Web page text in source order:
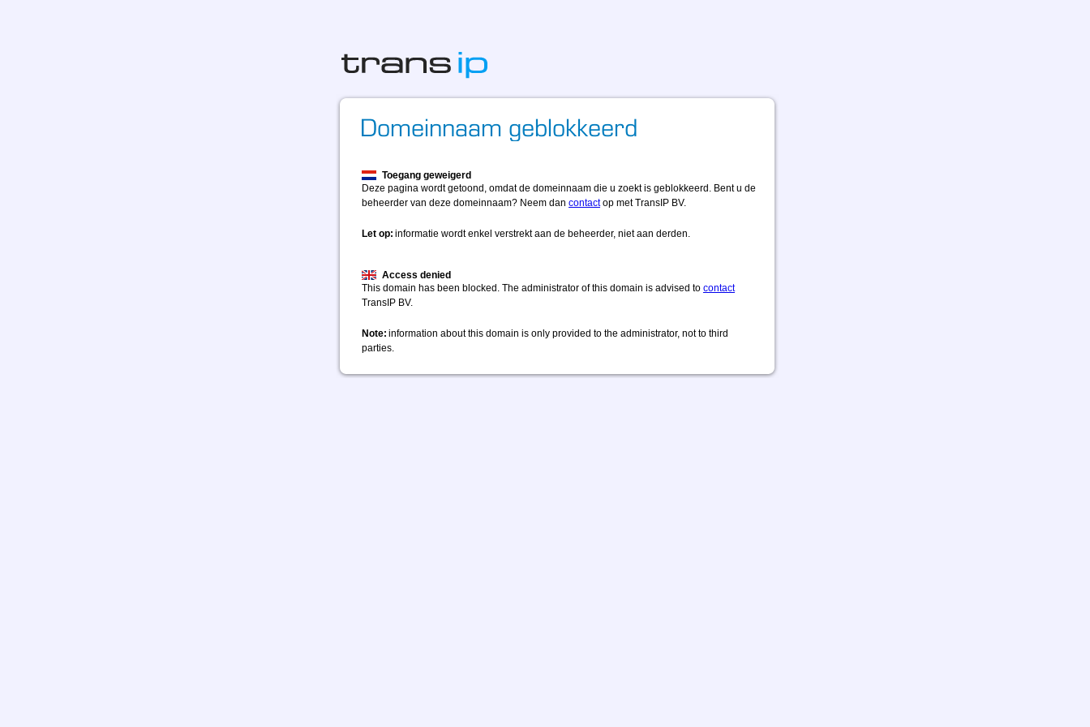
Toegang geweigerd
Deze pagina wordt getoond, omdat de domeinnaam die u zoekt is geblokkeerd. Bent u de
beheerder van deze domeinnaam? Neem dan contactop met TransIP BV.
Let op: informatie wordt enkel verstrekt aan de beheerder, niet aan derden.
Access denied
This domain has been blocked. The administrator of this domain is advised to contact
TransIP BV.
Note: information about this domain is only provided to the administrator, not to third
parties.